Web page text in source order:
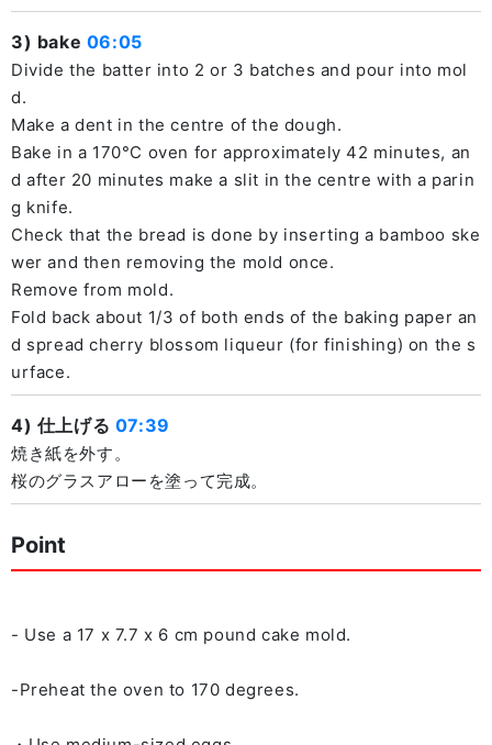
3) bake 06:05
Divide the batter into 2 or 3 batches and pour into mol
d.
Make a dent in the centre of the dough.
Bake in a 170°C oven for approximately 42 minutes, an
d after 20 minutes make a slit in the centre with a parin
g knife.
Check that the bread is done by inserting a bamboo ske
wer and then removing the mold once.
Remove from mold.
Fold back about 1/3 of both ends of the baking paper an
d spread cherry blossom liqueur (for finishing) on the s
urface.
4) 仕上げる 07:39
焼き紙を外す。
桜のグラスアローを塗って完成。
Point
- Use a 17 x 7.7 x 6 cm pound cake mold.
-Preheat the oven to 170 degrees.